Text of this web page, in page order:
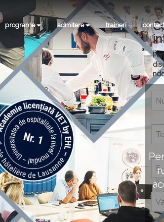
programe admitere traineri